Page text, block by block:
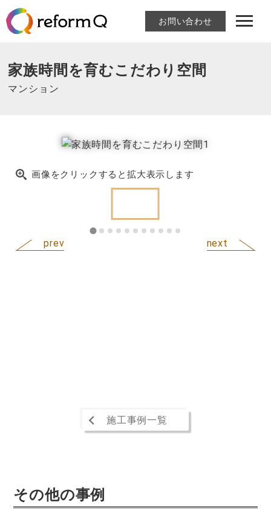
お問い合わせ
家族時間を育むこだわり空間
マンション
画像をクリックすると拡大表示します
施工事例一覧
その他の事例